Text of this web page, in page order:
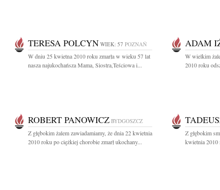
TERESA POLCYN WIEK: 57 POZNAŃ
W dniu 25 kwietna 2010 roku zmarła w wieku 57 lat
nasza najukochańsza Mama, Siostra,Teściowa i...
ADAM
W wielkim
2010 roku
ROBERT PANOWICZ BYDGOSZCZ
Z głębokim żalem zawiadamiamy, że dnia 22 kwietnia
2010 roku po ciężkiej chorobie zmarł ukochany...
Z głębokim
kwietnia 2010